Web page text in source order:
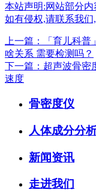
本站声明:网站部分内
如有侵权,请联系我们
上一篇：「育儿科
啥关系 需要检测吗？
下一篇：超声波骨密
速度
骨密度仪
人体成分分
新闻资讯
走进我们